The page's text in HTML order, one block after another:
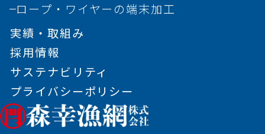
ロープ・ワイヤーの端末加工
実績・取組み
採用情報
サステナビリティ
プライバシーポリシー